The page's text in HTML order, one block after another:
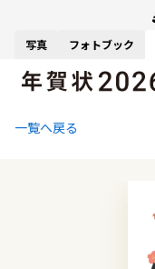
写真 フォトブック
一覧へ戻る